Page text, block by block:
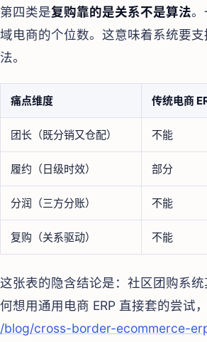
第四类是复购靠的是关系不是算法。
域电商的个位数。这意味着系统要
法。
痛点维度 传统电商
团长（既分销又仓配） 不能
履约（日级时效） 部分
分润（三方分账） 不能
复购（关系驱动） 不能
这张表的隐含结论是：社区团购系
何想用通用电商 ERP 直接套的尝试
/blog/cross-border-ecommerce-